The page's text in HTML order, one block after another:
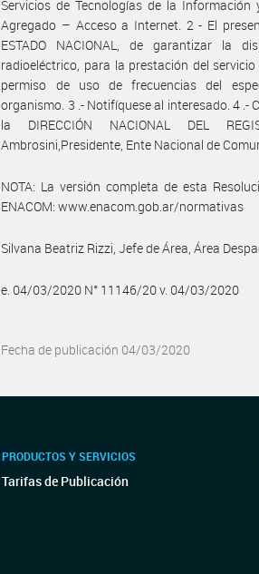
Servicios de Tecnologías de la
Agregado – Acceso a Internet. 2 - El
ESTADO NACIONAL, de garantizar la
radioeléctrico, para la prestación del
permiso de uso de frecuencias del
organismo. 3 .- Notifíquese al interesado. 4 .-
la DIRECCIÓN NACIONAL DEL
Ambrosini,Presidente, Ente Nacional de
NOTA: La versión completa de esta
ENACOM: www.enacom.gob.ar/normativas
Silvana Beatriz Rizzi, Jefe de Área, Área
e. 04/03/2020 N° 11146/20 v. 04/03/2020
Fecha de publicación 04/03/2020
PRODUCTOS Y SERVICIOS
Tarifas de Publicación